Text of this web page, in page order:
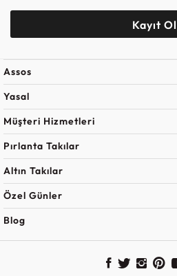
Kayıt Ol
Assos
Yasal
Müşteri Hizmetleri
Pırlanta Takılar
Altın Takılar
Özel Günler
Blog